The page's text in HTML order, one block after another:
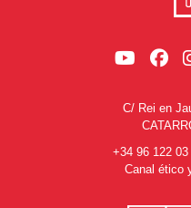
C/ Rei en
+34 96 122 03
Canal ético